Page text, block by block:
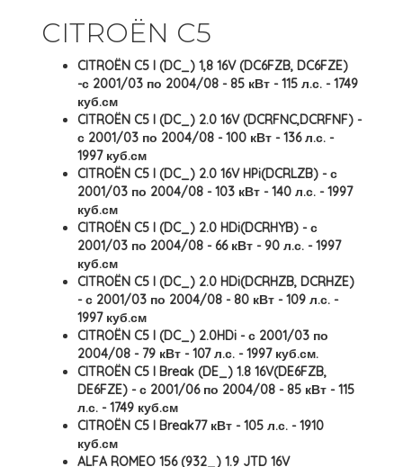
CITROËN C5
CITROËN C5 I (DC_) 1,8 16V (DC6FZB, DC6FZE)
-с 2001/03 по 2004/08 - 85 кВт - 115 л.с. - 1749
куб.см
CITROËN C5 I (DC_) 2.0 16V (DCRFNC,DCRFNF) -
с 2001/03 по 2004/08 - 100 кВт - 136 л.с. -
1997 куб.см
CITROËN C5 I (DC_) 2.0 16V HPi(DCRLZB) - с
2001/03 по 2004/08 - 103 кВт - 140 л.с. - 1997
куб.см
CITROËN C5 I (DC_) 2.0 HDi(DCRHYB) - с
2001/03 по 2004/08 - 66 кВт - 90 л.с. - 1997
куб.см
CITROËN C5 I (DC_) 2.0 HDi(DCRHZB, DCRHZE)
- с 2001/03 по 2004/08 - 80 кВт - 109 л.с. -
1997 куб.см
CITROËN C5 I (DC_) 2.0HDi - с 2001/03 по
2004/08 - 79 кВт - 107 л.с. - 1997 куб.см.
CITROËN C5 I Break (DE_) 1.8 16V(DE6FZB,
DE6FZE) - с 2001/06 по 2004/08 - 85 кВт - 115
л.с. - 1749 куб.см
CITROËN C5 I Break77 кВт - 105 л.с. - 1910
куб.см
ALFA ROMEO 156 (932_) 1.9 JTD 16V